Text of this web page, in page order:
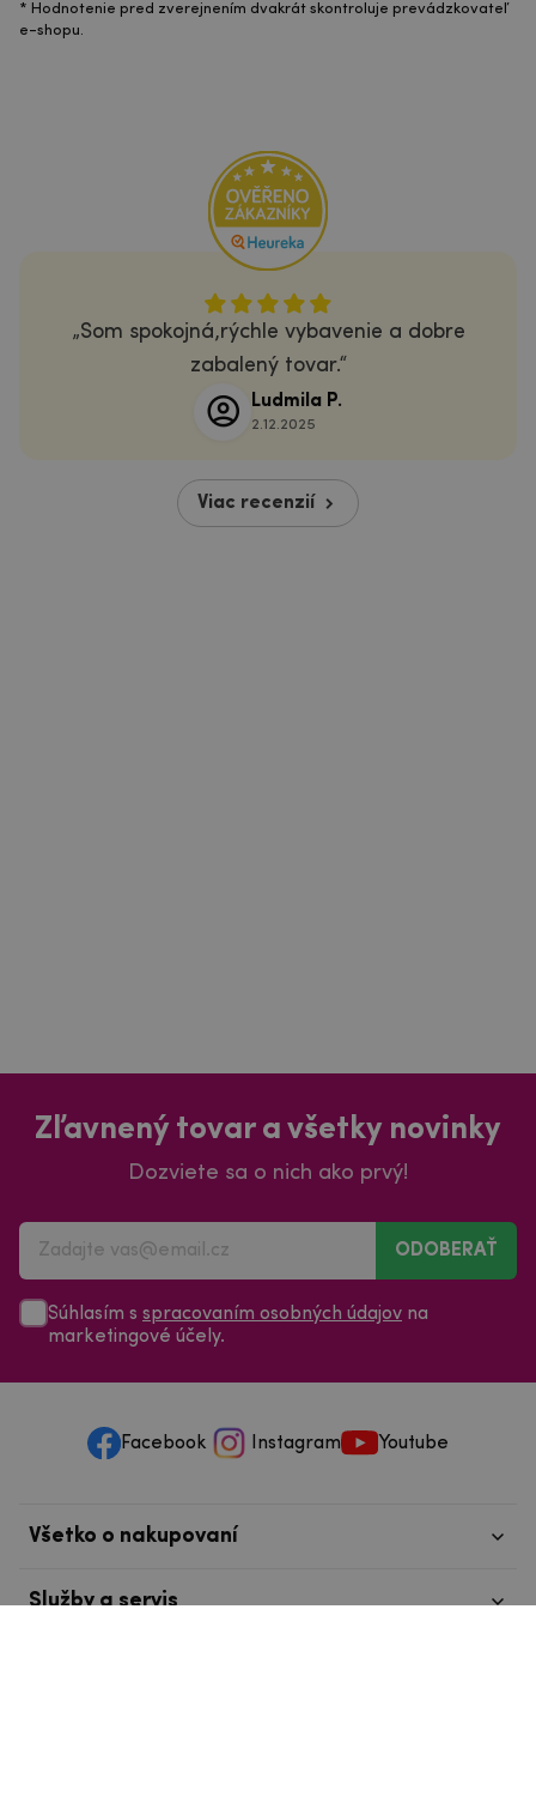
* Hodnotenie pred zverejnením dvakrát skontroluje prevádzkovateľ
e-shopu.
Som spokojná,rýchle vybavenie a dobre
zabalený tovar.
Ludmila P.
2.12.2025
Viac recenzií
Zľavnený tovar a všetky novinky
Dozviete sa o nich ako prvý!
ODOBERAŤ
Súhlasím s spracovaním osobných údajov na
marketingové účely.
Facebook Instagram Youtube
Všetko o nakupovaní
Služby a servis